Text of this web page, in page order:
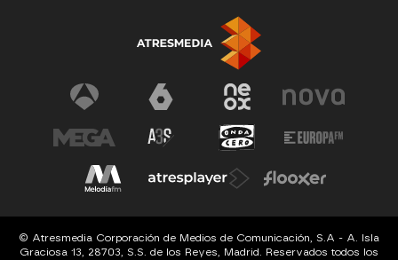
© Atresmedia Corporación de Medios de Comunicación, S.A - A. Isla
Graciosa 13, 28703, S.S. de los Reyes, Madrid. Reservados todos los